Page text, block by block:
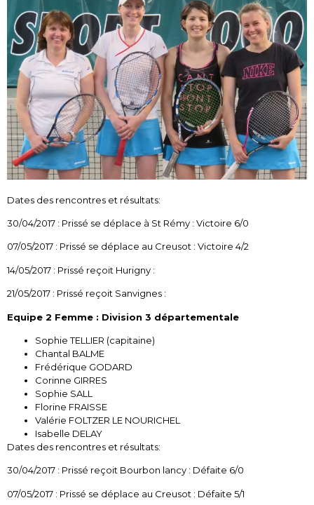
Dates des rencontres et résultats:
30/04/2017 : Prissé se déplace à St Rémy : Victoire 6/0
07/05/2017 : Prissé se déplace au Creusot : Victoire 4/2
14/05/2017 : Prissé reçoit Hurigny :
21/05/2017 : Prissé reçoit Sanvignes :
Equipe 2 Femme : Division 3 départementale
Sophie TELLIER (capitaine)
Chantal BALME
Frédérique GODARD
Corinne GIRRES
Sophie SALL
Florine FRAISSE
Valérie FOLTZER LE NOURICHEL
Isabelle DELAY
Dates des rencontres et résultats:
30/04/2017 : Prissé reçoit Bourbon lancy : Défaite 6/0
07/05/2017 : Prissé se déplace au Creusot : Défaite 5/1